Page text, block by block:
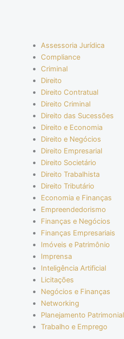
Assessoria Jurídica
Compliance
Criminal
Direito
Direito Contratual
Direito Criminal
Direito das Sucessões
Direito e Economia
Direito e Negócios
Direito Empresarial
Direito Societário
Direito Trabalhista
Direito Tributário
Economia e Finanças
Empreendedorismo
Finanças e Negócios
Finanças Empresariais
Imóveis e Patrimônio
Imprensa
Inteligência Artificial
Licitações
Negócios e Finanças
Networking
Planejamento Patrimonial
Trabalho e Emprego